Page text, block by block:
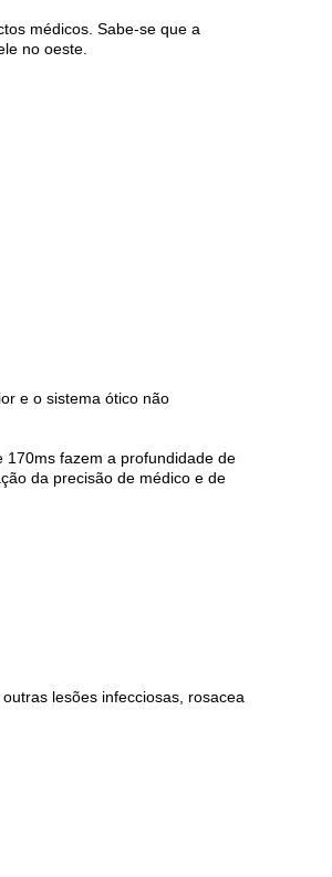
médicos. Sabe-se que a
no oeste.
e o sistema ótico não
fazem a profundidade de
da precisão de médico e de
lesões infecciosas, rosacea